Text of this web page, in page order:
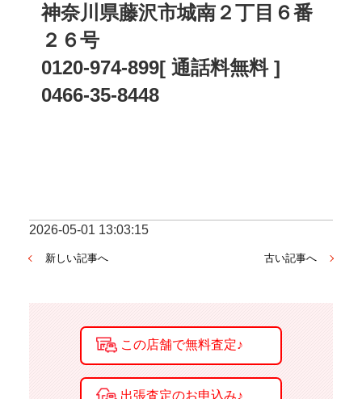
神奈川県藤沢市城南２丁目６番
２６号
0120-974-899[ 通話料無料 ]
0466-35-8448
2026-05-01 13:03:15
新しい記事へ 古い記事へ